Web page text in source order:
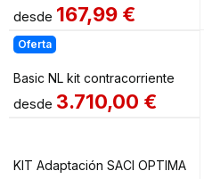
piscina ASTRALPOOL
desde 167,99 €
Oferta
Basic NL kit contracorriente
desde 3.710,00 €
KIT Adaptación SACI OPTIMA